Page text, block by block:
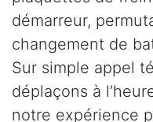
démarreur,
changement de
Sur simple appel
déplaçons à
notre expérience